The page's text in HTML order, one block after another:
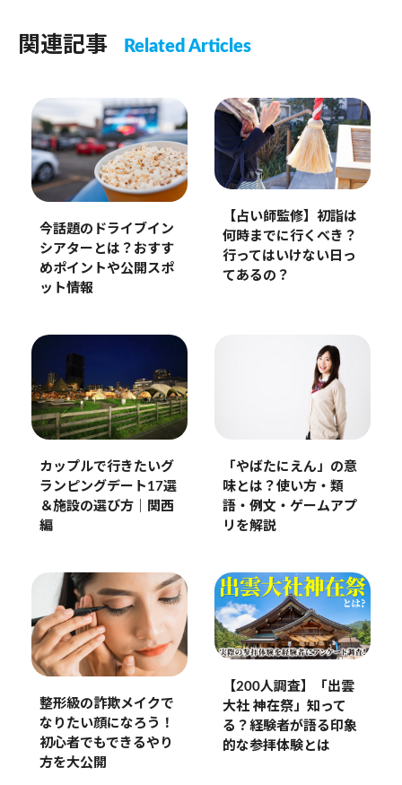
関連記事 Related Articles
今話題のドライブイン
シアターとは？おすす
めポイントや公開スポ
ット情報
【占い師監修】初詣は
何時までに行くべき？
行ってはいけない日っ
てあるの？
カップルで行きたいグ
ランピングデート17選
＆施設の選び方｜関西
編
「やばたにえん」の意
味とは？使い方・類
語・例文・ゲームアプ
リを解説
整形級の詐欺メイクで
なりたい顔になろう！
初心者でもできるやり
方を大公開
【200人調査】「出雲
大社 神在祭」知って
る？経験者が語る印象
的な参拝体験とは